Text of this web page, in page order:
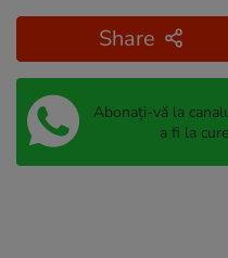
Share
Abonați-vă la
a fi la